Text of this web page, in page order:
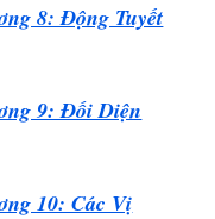
8: Động Tuyết
9: Đối Diện
10: Các Vị